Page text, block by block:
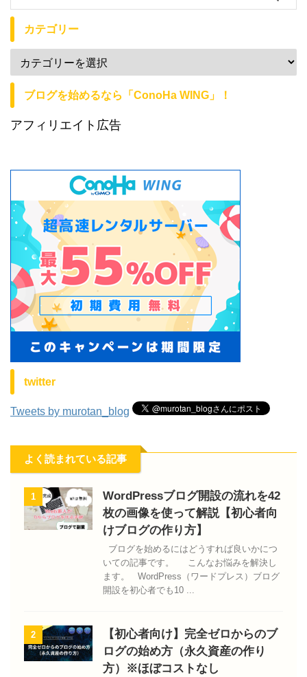
カテゴリー
ブログを始めるなら「ConoHa WING」！
アフィリエイト広告
twitter
Tweets by murotan_blog
よく読まれている記事
1
WordPressブログ開設の流れを42
枚の画像を使って解説【初心者向
けブログの作り方】
ブログを始めるにはどうすれば良いかにつ
いての記事です。 こんなお悩みを解決し
ます。 WordPress（ワードプレス）ブログ
開設を初心者でも10 ...
2
【初心者向け】完全ゼロからのブ
ログの始め方（永久資産の作り
方）※ほぼコストなし